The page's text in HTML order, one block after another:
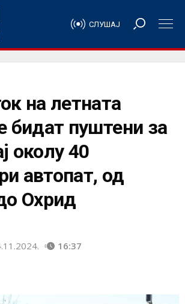
СЛУШАЈ
на летната
бидат пуштени за
околу 40
автопат, од
Охрид
16:37